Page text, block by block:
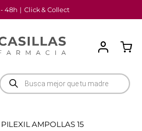
48h | Click & Collect
Búsqueda
de
productos
PILEXIL AMPOLLAS 15